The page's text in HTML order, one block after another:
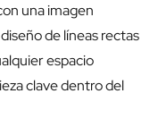
una imagen
de líneas rectas
espacio
clave dentro del